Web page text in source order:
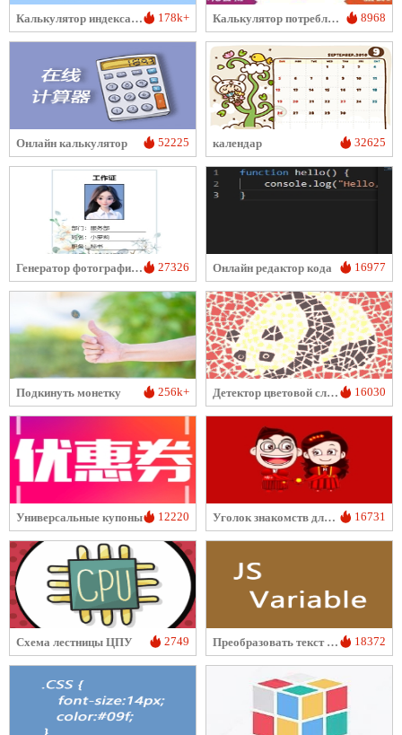
Калькулятор индекса массы тела 178k+ Калькулятор потребления питательных веществ 8968
Онлайн калькулятор 52225 календар 32625
Генератор фотографий для документов 27326 Онлайн редактор кода 16977
Подкинуть монетку 256k+ Детектор цветовой слепоты 16030
Универсальные купоны 12220 Уголок знакомств для брака 16731
Схема лестницы ЦПУ 2749 Преобразовать текст в переменную JS 18372